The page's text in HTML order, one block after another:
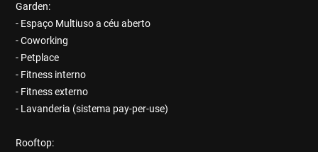
Garden:
- Espaço Multiuso a céu aberto
- Coworking
- Petplace
- Fitness interno
- Fitness externo
- Lavanderia (sistema pay-per-use)
Rooftop: